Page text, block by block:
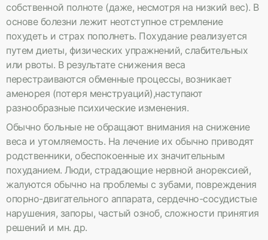
собственной полноте (даже, несмотря на низкий вес). В
основе болезни лежит неотступное стремление
похудеть и страх пополнеть. Похудание реализуется
путем диеты, физических упражнений, слабительных
или рвоты. В результате снижения веса
перестраиваются обменные процессы, возникает
аменорея (потеря менструаций),наступают
разнообразные психические изменения.
Обычно больные не обращают внимания на снижение
веса и утомляемость. На лечение их обычно приводят
родственники, обеспокоенные их значительным
похуданием. Люди, страдающие нервной анорексией,
жалуются обычно на проблемы с зубами, повреждения
опорно-двигательного аппарата, сердечно-сосудистые
нарушения, запоры, частый озноб, сложности принятия
решений и мн. др.